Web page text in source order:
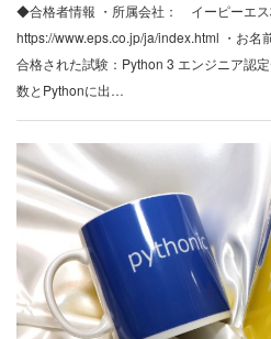
◆合格者情報 ・所属会社： イーピーエス
https://www.eps.co.jp/ja/index.html ・お
合格された試験：Python 3 エンジニア認
数とPythonに出…